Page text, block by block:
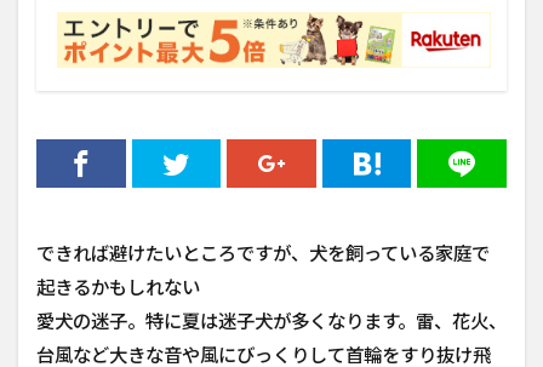
できれば避けたいところですが、犬を飼っている家庭で
起きるかもしれない
愛犬の迷子。特に夏は迷子犬が多くなります。雷、花火、
台風など大きな音や風にびっくりして首輪をすり抜け飛